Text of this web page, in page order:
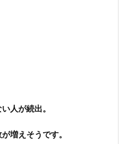
人が続出。
増えそうです。